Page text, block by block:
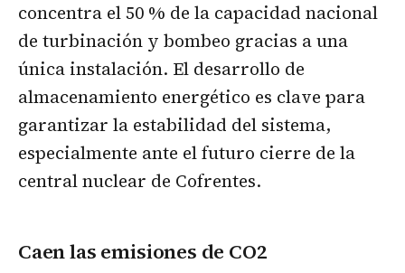
concentra el 50 % de la capacidad nacional
de turbinación y bombeo gracias a una
única instalación. El desarrollo de
almacenamiento energético es clave para
garantizar la estabilidad del sistema,
especialmente ante el futuro cierre de la
central nuclear de Cofrentes.
Caen las emisiones de CO2